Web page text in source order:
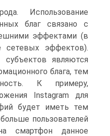
Использование
благ связано с
эффектами (в
сетевых эффектов).
являются
блага, тем
К примеру,
Instagram для
будет иметь тем
пользователей
смартфон данное